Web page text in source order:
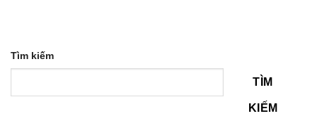
Tìm kiếm
TÌM
KIẾM